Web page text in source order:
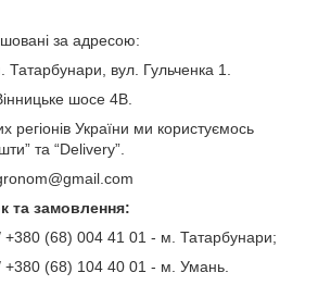
за адресою:
вул. Гульченка 1.
шосе 4В.
регіонів України ми користуємось
та “Delivery”.
та замовлення:
(68) 004 41 01 - м. Татарбунари;
(68) 104 40 01 - м. Умань.